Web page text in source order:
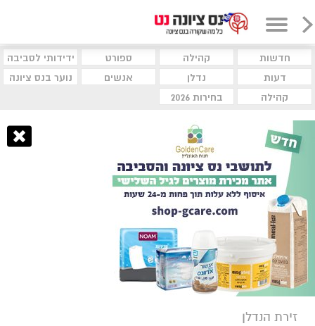
חדשות קהילה ספורט
ידידותי לסביבה
דעות
נדלן אנשים
נוער בנס ציונה
קהילה
בחירות 2026
זירת הנדלן